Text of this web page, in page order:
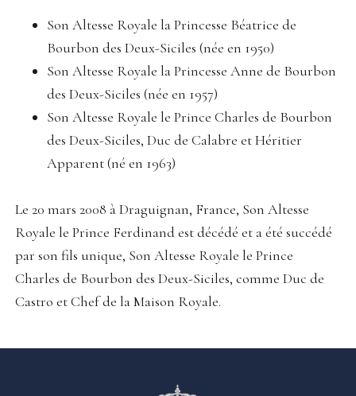
Son Altesse Royale la Princesse Béatrice de
Bourbon des Deux-Siciles (née en 1950)
Son Altesse Royale la Princesse Anne de Bourbon
des Deux-Siciles (née en 1957)
Son Altesse Royale le Prince Charles de Bourbon
des Deux-Siciles, Duc de Calabre et Héritier
Apparent (né en 1963)
Le 20 mars 2008 à Draguignan, France, Son Altesse
Royale le Prince Ferdinand est décédé et a été succédé
par son fils unique, Son Altesse Royale le Prince
Charles de Bourbon des Deux-Siciles, comme Duc de
Castro et Chef de la Maison Royale.